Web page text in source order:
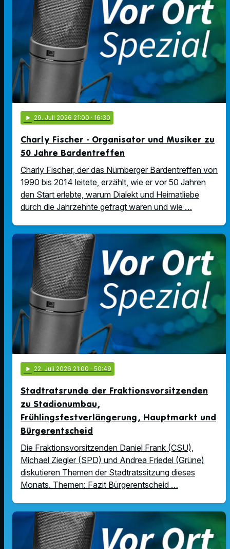
play_arrow 29. Juli 2026 21:00 · 16:30
Charly Fischer - Organisator und Musiker zu
50 Jahre Bardentreffen
Charly Fischer, der das Nürnberger Bardentreffen von
1990 bis 2014 leitete, erzählt, wie er vor 50 Jahren
den Start erlebte, warum Dialekt und Heimatliebe
durch die Jahrzehnte gefragt waren und wie …
play_arrow 22. Juli 2026 21:00 · 50:49
Stadtratsrunde der Fraktionsvorsitzenden
zu Stadionumbau,
Frühlingsfestverlängerung, Hauptmarkt und
Bürgerentscheid
Die Fraktionsvorsitzenden Daniel Frank (CSU),
Michael Ziegler (SPD) und Andrea Friedel (Grüne)
diskutieren Themen der Stadtratssitzung dieses
Monats. Themen: Fazit Bürgerentscheid …